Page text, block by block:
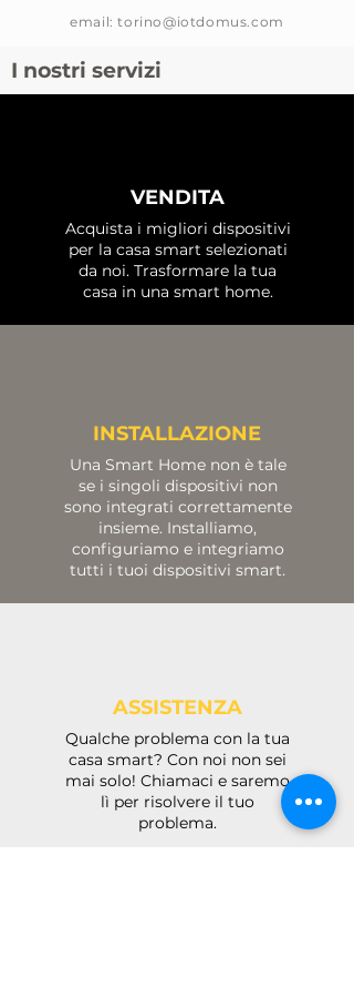
email:torino@iotdomus.com
I nostri servizi
VENDITA
Acquista i migliori dispositivi
per la casa smart selezionati
da noi. Trasformare la tua
casa in una smart home.
INSTALLAZIONE
Una Smart Home non è tale
se i singoli dispositivi non
sono integrati correttamente
insieme. Installiamo,
configuriamo e integriamo
tutti i tuoi dispositivi smart.
ASSISTENZA
Qualche problema con la tua
casa smart? Con noi non sei
mai solo! Chiamaci e saremo
lì per risolvere il tuo
problema.